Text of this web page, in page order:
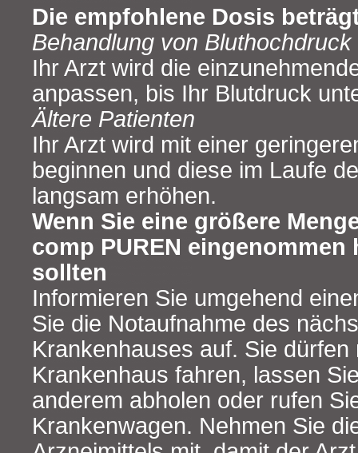
Die empfohlene Dosis
Behandlung von Bluthochdruck
Ihr Arzt wird die
anpassen, bis Ihr Blutdruck
Ältere Patienten
Ihr Arzt wird mit einer
beginnen und diese im Laufe
langsam erhöhen.
Wenn Sie eine größere
comp PUREN eingenommen
sollten
Informieren Sie umgehend
Sie die Notaufnahme des
Krankenhauses auf. Sie
Krankenhaus fahren, lassen
anderem abholen oder rufen
Krankenwagen. Nehmen Sie